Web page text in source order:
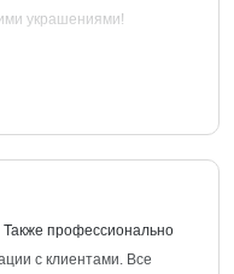
украшениями!
Также профессионально
с клиентами. Все